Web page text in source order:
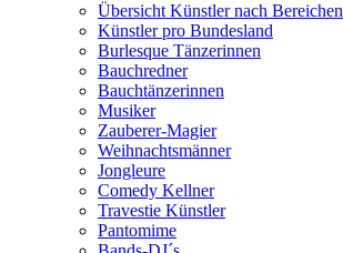
Übersicht Künstler nach Bereichen
Künstler pro Bundesland
Burlesque Tänzerinnen
Bauchredner
Bauchtänzerinnen
Musiker
Zauberer-Magier
Weihnachtsmänner
Jongleure
Comedy Kellner
Travestie Künstler
Pantomime